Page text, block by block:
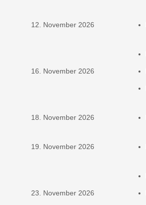
12. November 2026
16. November 2026
18. November 2026
19. November 2026
23. November 2026